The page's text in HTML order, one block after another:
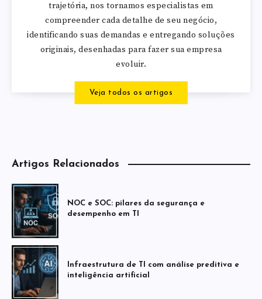
trajetória, nos tornamos especialistas em
compreender cada detalhe de seu negócio,
identificando suas demandas e entregando soluções
originais, desenhadas para fazer sua empresa
evoluir.
Veja todos os artigos
Artigos Relacionados
NOC e SOC: pilares da segurança e
desempenho em TI
Infraestrutura de TI com análise preditiva e
inteligência artificial